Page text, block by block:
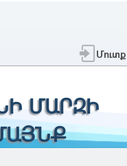
Մուտք
ՄԱՐԶԻ